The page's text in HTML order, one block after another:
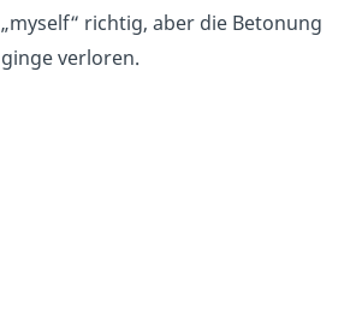
„myself“ richtig, aber die Betonung
ginge verloren.